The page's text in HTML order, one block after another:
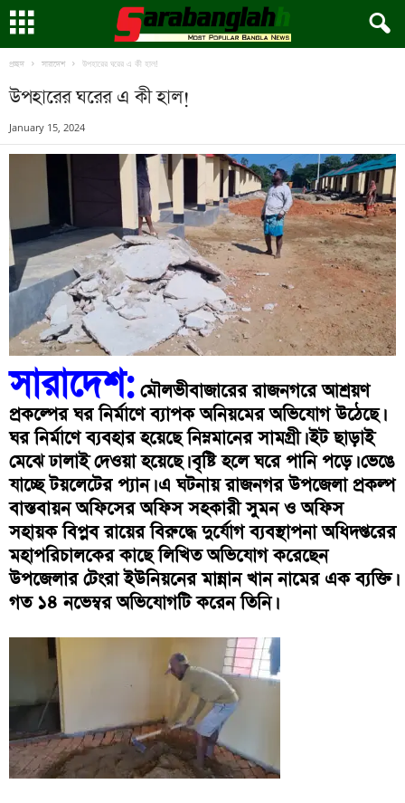
প্রচ্ছদ সারাদেশ উপহারের ঘরের এ কী হাল!
উপহারের ঘরের এ কী হাল!
January 15, 2024
সারাদেশ: মৌলভীবাজারের রাজনগরে আশ্রয়ণ
প্রকল্পের ঘর নির্মাণে ব্যাপক অনিয়মের অভিযোগ উঠেছে।
ঘর নির্মাণে ব্যবহার হয়েছে নিম্নমানের সামগ্রী। ইট ছাড়াই
মেঝে ঢালাই দেওয়া হয়েছে। বৃষ্টি হলে ঘরে পানি পড়ে। ভেঙে
যাচ্ছে টয়লেটের প্যান। এ ঘটনায় রাজনগর উপজেলা প্রকল্প
বাস্তবায়ন অফিসের অফিস সহকারী সুমন ও অফিস
সহায়ক বিপ্লব রায়ের বিরুদ্ধে দুর্যোগ ব্যবস্থাপনা অধিদপ্তরের
মহাপরিচালকের কাছে লিখিত অভিযোগ করেছেন
উপজেলার টেংরা ইউনিয়নের মান্নান খান নামের এক ব্যক্তি।
গত ১৪ নভেম্বর অভিযোগটি করেন তিনি।